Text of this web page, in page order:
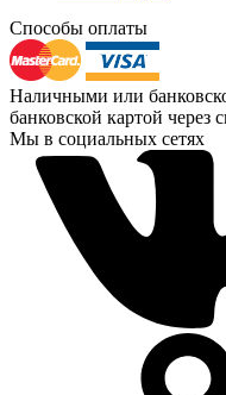
Способы оплаты
Наличными или
банковской картой через
Мы в социальных сетях